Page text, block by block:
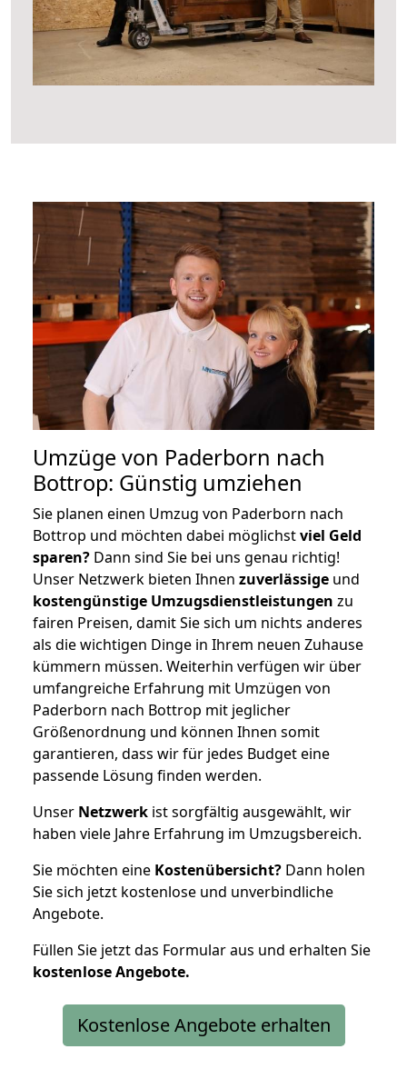
Umzüge von Paderborn nach
Bottrop: Günstig umziehen
Sie planen einen Umzug von Paderborn nach
Bottrop und möchten dabei möglichstviel Geld
sparen? Dann sind Sie bei uns genau richtig!
Unser Netzwerk bieten Ihnen zuverlässige und
kostengünstige Umzugsdienstleistungen zu
fairen Preisen, damit Sie sich um nichts anderes
als die wichtigen Dinge in Ihrem neuen Zuhause
kümmern müssen. Weiterhin verfügen wir über
umfangreiche Erfahrung mit Umzügen von
Paderborn nach Bottrop mit jeglicher
Größenordnung und können Ihnen somit
garantieren, dass wir für jedes Budget eine
passende Lösung finden werden.
Unser Netzwerk ist sorgfältig ausgewählt, wir
haben viele Jahre Erfahrung im Umzugsbereich.
Sie möchten eine Kostenübersicht? Dann holen
Sie sich jetzt kostenlose und unverbindliche
Angebote.
Füllen Sie jetzt das Formular aus und erhalten Sie
kostenloseAngebote.
Kostenlose Angebote erhalten